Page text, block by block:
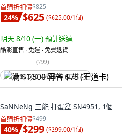
首購折扣價$825
24% $625 ($625.00/1個)
明天 8/10 (一) 預計送達
酷澎直售 ∙ 免運 ∙ 免費退貨
(799)
满 $1,500 再省 $75 (王道卡)
SaNNeNg 三能 打蛋盆 SN4951, 1個
首購折扣價$499
40% $299 ($299.00/1個)